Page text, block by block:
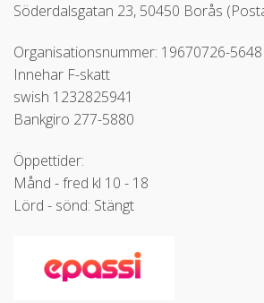
Söderdalsgatan 23, 50450 Borås
Organisationsnummer: 19670726-5648
Innehar F-skatt
swish 1232825941
Bankgiro 277-5880
Öppettider:
Månd - fred kl 10 - 18
Lörd - sönd: Stängt